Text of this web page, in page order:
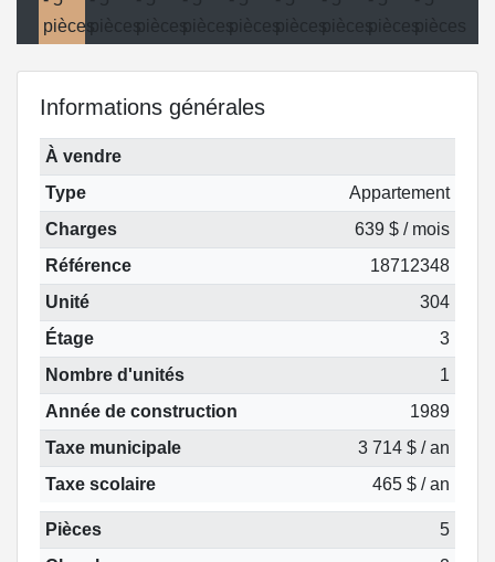
Informations générales
À vendre
Type
Appartement
Charges
639 $ / mois
Référence
18712348
Unité
304
Étage
3
Nombre d'unités
1
Année de construction
1989
Taxe municipale
3 714 $ / an
Taxe scolaire
465 $ / an
Pièces
5